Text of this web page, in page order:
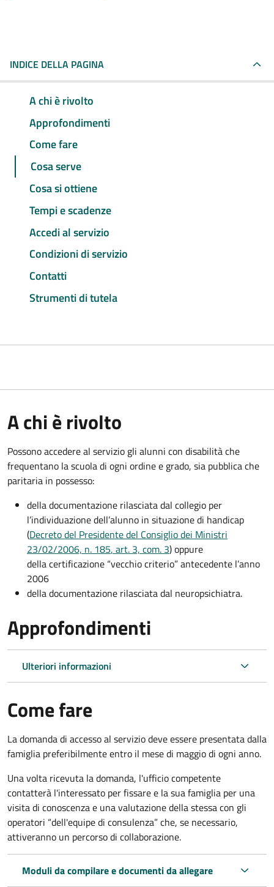
INDICE DELLA PAGINA
A chi è rivolto
Approfondimenti
Come fare
Cosa serve
Cosa si ottiene
Tempi e scadenze
Accedi al servizio
Condizioni di servizio
Contatti
Strumenti di tutela
A chi è rivolto
Possono accedere al servizio gli alunni con disabilità che
frequentano la scuola di ogni ordine e grado, sia pubblica che
paritaria in possesso:
della documentazione rilasciata dal collegio per
l’individuazione dell’alunno in situazione di handicap
(Decreto del Presidente del Consiglio dei Ministri
23/02/2006, n. 185, art. 3, com. 3) oppure
della certificazione “vecchio criterio” antecedente l’anno
2006
della documentazione rilasciata dal neuropsichiatra.
Approfondimenti
Ulteriori informazioni
Come fare
La domanda di accesso al servizio deve essere presentata dalla
famiglia preferibilmente entro il mese di maggio di ogni anno.
Una volta ricevuta la domanda, l'ufficio competente
contatterà l'interessato per fissare e la sua famiglia per una
visita di conoscenza e una valutazione della stessacon gli
operatori “dell'equipe di consulenza” che, se necessario,
attiveranno un percorso di collaborazione.
Moduli da compilare e documenti da allegare